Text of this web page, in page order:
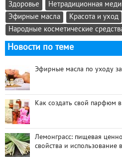
Здоровье Нетрадиционная
Эфирные масла
Красота и уход
Народные косметические
Новости по теме
Эфирные масла по уходу
Как создать свой парфюм
Лемонграсс: пищевая
свойства и использование